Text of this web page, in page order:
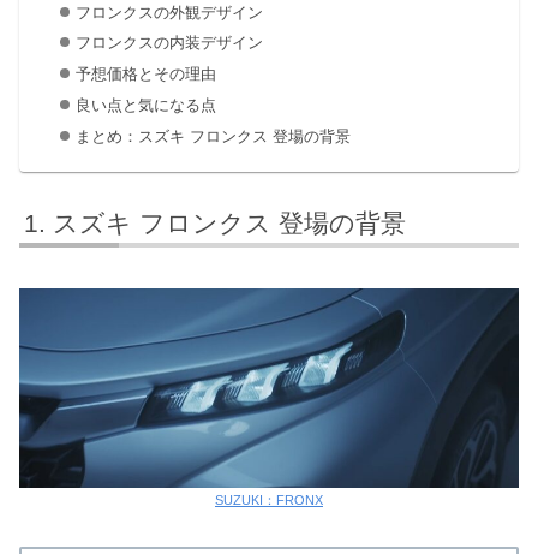
フロンクスの外観デザイン
フロンクスの内装デザイン
予想価格とその理由
良い点と気になる点
まとめ：スズキ フロンクス 登場の背景
スズキ フロンクス 登場の背景
SUZUKI：FRONX